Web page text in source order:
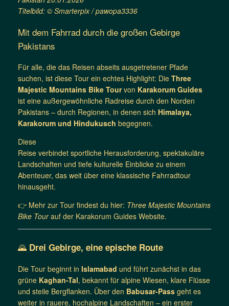
Titelbild: © Smarterpix / pawopa3336
Mit dem Fahrrad durch die großen Gebirge
Pakistans
Für alle, die das Reisen abseits ausgetretener Pfade
suchen, ist diese Tour ein echtes Highlight: Die Three
Majestic Mountains Bike Tourvon Karakorum Guides
ist eine außergewöhnliche Radreise durch den Norden
Pakistans – durch Regionen, in denen sich Himalaya,
Karakorum und Hindukusch begegnen.
Diese
Reise verbindet sportliche Herausforderung, spektakuläre
Landschaften und tiefe kulturelle Einblicke zu einem
Abenteuer, das weit über eine klassische Fahrradtour
hinausgeht.
👉 Mehr zur Tour findest du hier: Three Majestic Mountains
Bike Tourauf der Karakorum Guides Website.
🌄 Drei Gebirge, eine epische Route
Die Tour beginnt in Islamabad und führt zunächst in das
grüne Kaghan-Tal, bekannt für alpine Wiesen, klare Flüsse
und steile Bergflanken. Über den Babusar-Pass geht es
weiter in rauere, hochalpine Landschaften – ein erster